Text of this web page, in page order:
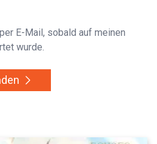
E-Mail, sobald auf meinen
wurde.